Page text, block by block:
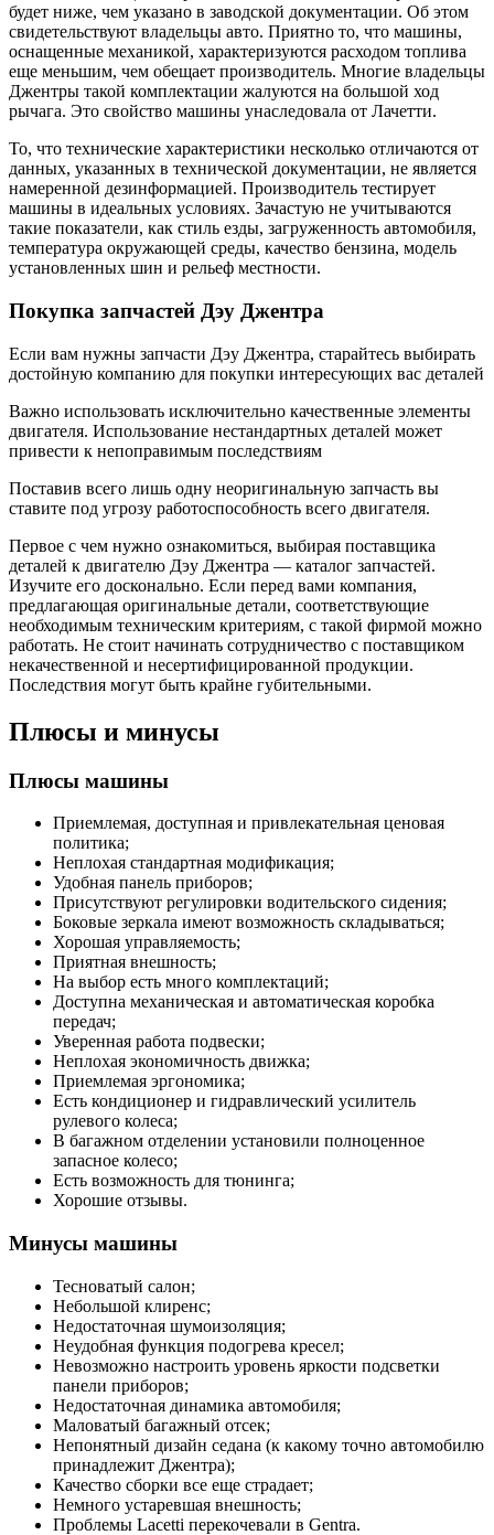
будет ниже, чем указано в заводской документации. Об этом
свидетельствуют владельцы авто. Приятно то, что машины,
оснащенные механикой, характеризуются расходом топлива
еще меньшим, чем обещает производитель. Многие владельцы
Джентры такой комплектации жалуются на большой ход
рычага. Это свойство машины унаследовала от Лачетти.
То, что технические характеристики несколько отличаются от
данных, указанных в технической документации, не является
намеренной дезинформацией. Производитель тестирует
машины в идеальных условиях. Зачастую не учитываются
такие показатели, как стиль езды, загруженность автомобиля,
температура окружающей среды, качество бензина, модель
установленных шин и рельеф местности.
Покупка запчастей Дэу Джентра
Если вам нужны запчасти Дэу Джентра, старайтесь выбирать
достойную компанию для покупки интересующих вас деталей
Важно использовать исключительно качественные элементы
двигателя. Использование нестандартных деталей может
привести к непоправимым последствиям
Поставив всего лишь одну неоригинальную запчасть вы
ставите под угрозу работоспособность всего двигателя.
Первое с чем нужно ознакомиться, выбирая поставщика
деталей к двигателю Дэу Джентра — каталог запчастей.
Изучите его досконально. Если перед вами компания,
предлагающая оригинальные детали, соответствующие
необходимым техническим критериям, с такой фирмой можно
работать. Не стоит начинать сотрудничество с поставщиком
некачественной и несертифицированной продукции.
Последствия могут быть крайне губительными.
Плюсы и минусы
Плюсы машины
Приемлемая, доступная и привлекательная ценовая
политика;
Неплохая стандартная модификация;
Удобная панель приборов;
Присутствуют регулировки водительского сидения;
Боковые зеркала имеют возможность складываться;
Хорошая управляемость;
Приятная внешность;
На выбор есть много комплектаций;
Доступна механическая и автоматическая коробка
передач;
Уверенная работа подвески;
Неплохая экономичность движка;
Приемлемая эргономика;
Есть кондиционер и гидравлический усилитель
рулевого колеса;
В багажном отделении установили полноценное
запасное колесо;
Есть возможность для тюнинга;
Хорошие отзывы.
Минусы машины
Тесноватый салон;
Небольшой клиренс;
Недостаточная шумоизоляция;
Неудобная функция подогрева кресел;
Невозможно настроить уровень яркости подсветки
панели приборов;
Недостаточная динамика автомобиля;
Маловатый багажный отсек;
Непонятный дизайн седана (к какому точно автомобилю
принадлежит Джентра);
Качество сборки все еще страдает;
Немного устаревшая внешность;
Проблемы Lacetti перекочевали в Gentra.